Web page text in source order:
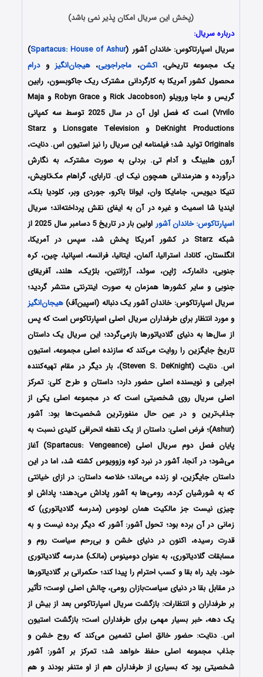
(پخش این سریال امکان پذیر نمی باشد)
درباره سریال:
سریال اسپارتا‌کوس: خاندان آشو‌ر (Spartacus: House of Ashur
)
یک مجموعه تاریخی،اکشن، ماجراجویی،هیجان‌انگیز ودرام
محصول کشور آمریکا به کارگردانی مشترک ریک جاکوبسون، رابین
گریس و ماجا ورویلو (Rick Jacobson و Robyn Grace و Maja
Vrvilo) است که فصل اول آن در سال 2025 توسط سه کمپانی
DeKnight Productions و Lionsgate Television و Starz
Originals تولید شد؛ فیلمنامه این سریال را نیز استیون اس. دنایت،
آرون هلبینگ و آدام تی. بردلی به صورت مشترک، به نگارش
درآورده و هنرمندانی همچون نیک ای. تارابای، گراهام مک‌تاویش،
تنیکا دیویس، جامایکا وان، ایوانا باکرو، جوردی وبر، کلودیا بلک،
ایندیا شا اسمیث و غیره در آن به ایفای نقش پرداخته‌اند؛ سریال
اسپارتا‌کوس: خاندان آشو‌ر
اولین بار در تاریخ 5 دسامبر سال 2025 از
شبکه Starz در کشور آمریکا پخش شد، سپس در آمریکا،
انگلستان، کانادا، استرالیا، آلمان، ایتالیا، فرانسه، اسپانیا، چین، کره
جنوبی، دانمارک، ژاپن، سوئد، آرژانتین، بلژیک، هلند، آفریقای
جنوبی و سایر کشورها همزمان به صورت اینترنتی منتشر گردید؛
سریال اسپارتا‌کوس: خاندان آشو‌ر یک دنباله (اسپین‌آف)هیجان‌انگیز
و مورد انتظار برای طرفداران سریال اصلی اسپارتاکوس است که پس
از سال‌ها به دنیای گلادیاتورها بازمی‌گردد؛ این سریال یک داستان
تاریخ جایگزین را روایت می‌کند که سازنده اصلی مجموعه، استیون
اس. دنایت (Steven S. DeKnight)، بار دیگر در مقام تهیه‌کننده
اجرایی و نویسنده اصلی حضور دارد؛ داستان و طرح کلی: تمرکز
اصلی سریال روی شخصیتی است که در مجموعه اصلی یکی از
جذاب‌ترین و در عین حال منفورترین شخصیت‌ها بود: آشور
(Ashur)؛ فرض اصلی: داستان از یک نقطه انحرافی کلیدی نسبت به
پایان فصل دوم سریال اصلی (Spartacus: Vengeance) آغاز
می‌شود؛ در آنجا، آشور در نبرد کوه وزوویوس کشته شد، اما در این
داستان جایگزین، او زنده می‌ماند؛ خلاصه داستان: در ازای خیانتی
که به شورشیان کرده، رومی‌ها به آشور پاداش می‌دهند؛ پاداش او
چیزی نیست جز مالکیت همان لودوس (مدرسه گلادیاتوری) که
زمانی در آن برده بود؛ تحول آشور: آشور که دیگر برده نیست و به
قدرت رسیده، اکنون در دنیای خشن و بی‌رحم سیاست روم و
مسابقات گلادیاتوری، به عنوان دومینوس (مالک) مدرسه گلادیاتوری
خود، باید راه بقا و کسب احترام را پیدا کند؛ حکمرانی بر گلادیاتورها
در مقابل بقا در دنیای سیاست‌بازان رومی، چالش اصلی اوست؛ تأثیر
بر طرفداران و انتظارات: بازگشت سریال اسپارتاکوس بعد از بیش از
یک دهه، خبر بسیار مهمی برای طرفداران است؛ بازگشت استیون
اس. دنایت: حضور خالق اصلی تضمین می‌کند که روح خشن و
جذاب مجموعه اصلی حفظ خواهد شد؛ تمرکز بر آشور: آشور
شخصیتی بود که بسیاری از طرفداران هم از او متنفر بودند و هم